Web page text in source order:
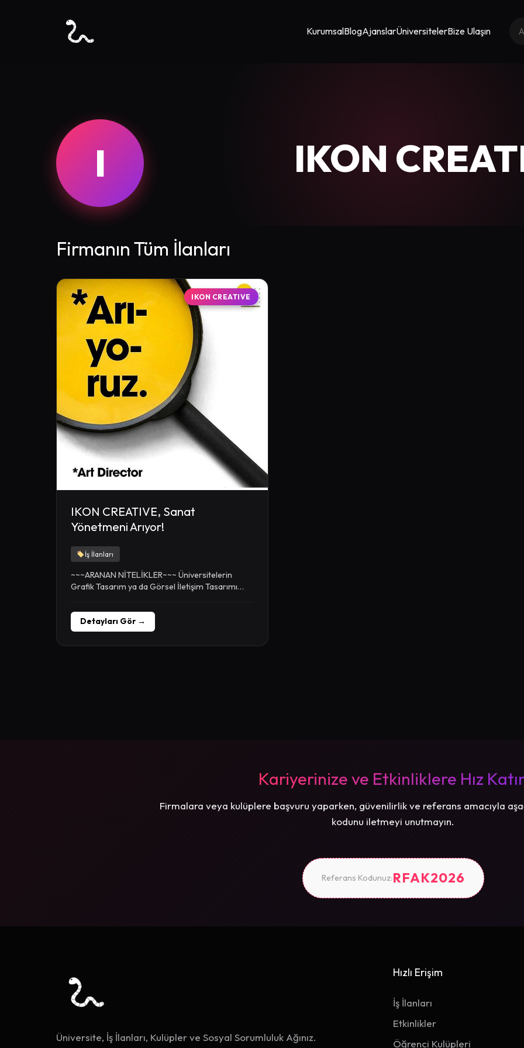
KurumsalBlogAjanslarÜniversitelerBize Ulaşın
I IKON
Firmanın Tüm İlanları
IKON CREATIVE
IKON CREATIVE, Sanat
Yönetmeni Arıyor!
İş İlanları
~~~ARANAN NİTELİKLER~~~ Üniversitelerin
Grafik Tasarım ya da Görsel İletişim Tasarımı
ve...
Detayları Gör →
Kariyerinize ve Etkinliklere Hız
Firmalara veya kulüplere başvuru yaparken, güvenilirlik ve referans amacıyla
kodunu iletmeyi unutmayın.
Referans Kodunuz:RFAK2026
Üniversite, İş İlanları, Kulüpler ve Sosyal Sorumluluk Ağınız.
Hızlı Erişim
İş İlanları
Etkinlikler
Öğrenci Kulüpleri